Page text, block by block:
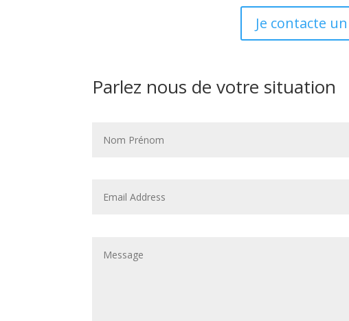
Je contacte
Parlez nous de votre situation